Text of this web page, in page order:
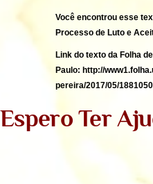
Você encontrou esse
Processo de Luto e
Link do texto da Folha
Paulo: http://
pereira/2017/05/
Espero Ter